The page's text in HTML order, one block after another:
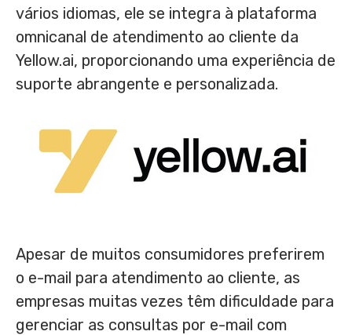
vários idiomas, ele se integra à plataforma
omnicanal de atendimento ao cliente da
Yellow.ai, proporcionando uma experiência de
suporte abrangente e personalizada.
Apesar de muitos consumidores preferirem
o e-mail para atendimento ao cliente, as
empresas muitas vezes têm dificuldade para
gerenciar as consultas por e-mail com